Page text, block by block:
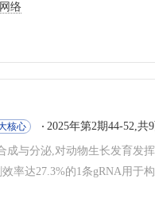
络
核心 2025年第2期44-52,共
与分泌,对动物生长发育发
率达27.3%的1条gRNA用于构